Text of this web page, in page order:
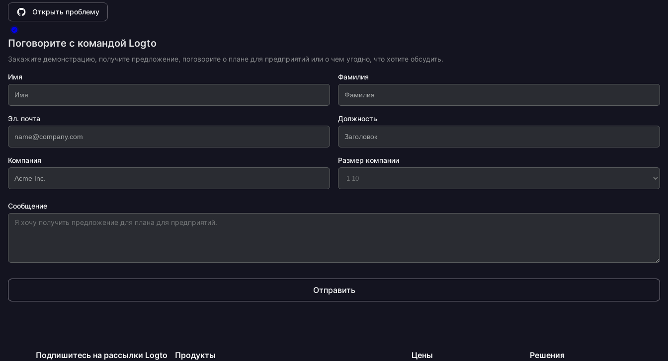
Открыть проблему
Поговорите с командой Logto
Закажите демонстрацию, получите предложение, поговорите о плане для предприятий или о чем угодно, что хотите обсудить.
Имя Фамилия
Эл. почта Должность
Компания Размер компании
Сообщение
Отправить
Подпишитесь на рассылки Logto Продукты Цены Решения